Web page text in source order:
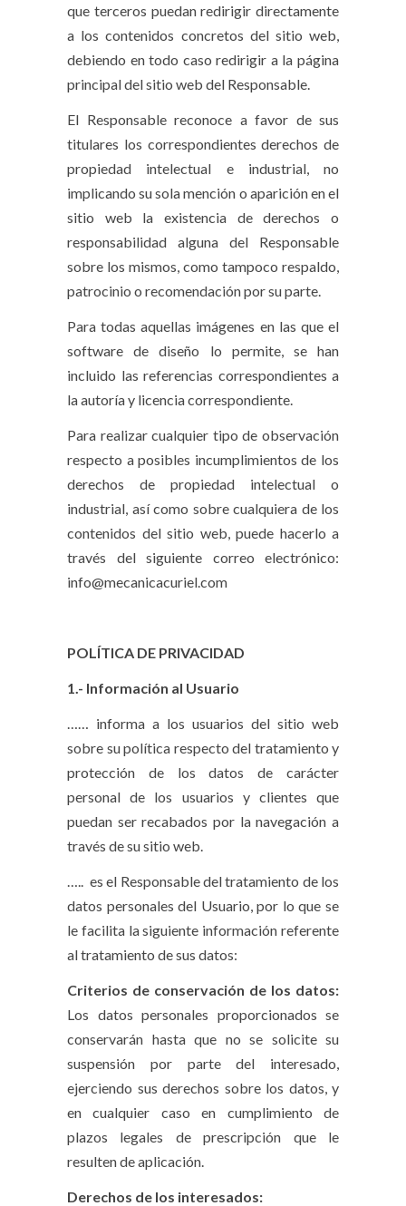
que terceros puedan redirigir directamente
a los contenidos concretos del sitio web,
debiendo en todo caso redirigir a la página
principal del sitio web del Responsable.
El Responsable reconoce a favor de sus
titulares los correspondientes derechos de
propiedad intelectual e industrial, no
implicando su sola mención o aparición en el
sitio web la existencia de derechos o
responsabilidad alguna del Responsable
sobre los mismos, como tampoco respaldo,
patrocinio o recomendación por su parte.
Para todas aquellas imágenes en las que el
software de diseño lo permite, se han
incluido las referencias correspondientes a
la autoría y licencia correspondiente.
Para realizar cualquier tipo de observación
respecto a posibles incumplimientos de los
derechos de propiedad intelectual o
industrial, así como sobre cualquiera de los
contenidos del sitio web, puede hacerlo a
través del siguiente correo electrónico:
info@mecanicacuriel.com
POLÍTICA DE PRIVACIDAD
1.- Información al Usuario
…… informa a los usuarios del sitio web
sobre su política respecto del tratamiento y
protección de los datos de carácter
personal de los usuarios y clientes que
puedan ser recabados por la navegación a
través de su sitio web.
….. es el Responsable del tratamiento de los
datos personales del Usuario, por lo que se
le facilita la siguiente información referente
al tratamiento de sus datos:
Criterios de conservación de los datos:
Los datos personales proporcionados se
conservarán hasta que no se solicite su
suspensión por parte del interesado,
ejerciendo sus derechos sobre los datos, y
en cualquier caso en cumplimiento de
plazos legales de prescripción que le
resulten de aplicación.
Derechos de los interesados: